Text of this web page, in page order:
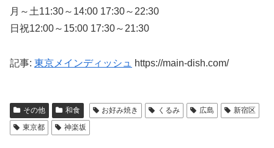
月～土11:30～14:00 17:30～22:30
日祝12:00～15:00 17:30～21:30
記事: 東京メインディッシュ https://main-dish.com/
その他 和食 お好み焼き くるみ 広島
新宿区
東京都
神楽坂